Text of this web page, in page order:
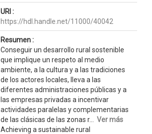
URI :
https://hdl.handle.net/11000/40042
Resumen :
Conseguir un desarrollo rural sostenible
que implique un respeto al medio
ambiente, a la cultura y a las tradiciones
de los actores locales, lleva a las
diferentes administraciones públicas y a
las empresas privadas a incentivar
actividades paralelas y complementarias
de las clásicas de las zonas r... Ver más
Achieving a sustainable rural